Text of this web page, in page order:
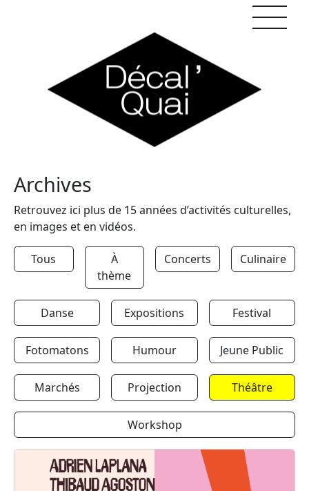
Archives
Retrouvez ici plus de 15 années d’activités culturelles,
en images et en vidéos.
Tous
À
thème
Concerts Culinaire
Danse Expositions Festival
Fotomatons Humour Jeune Public
Marchés Projection Théâtre
Workshop